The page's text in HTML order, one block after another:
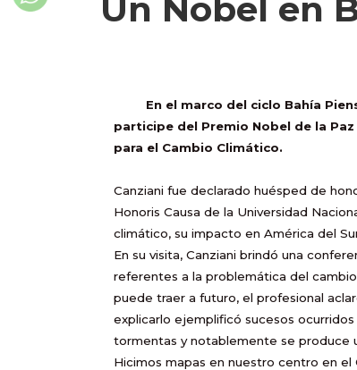
Un Nobel en
En el marco del ciclo Bahía
participe del Premio Nobel de la
para el Cambio Climático.
Canziani fue declarado huésped de
Honoris Causa de la Universidad
climático, su impacto en América del
En su visita, Canziani brindó una
referentes a la problemática del
puede traer a futuro, el profesional
explicarlo ejemplificó sucesos ocurridos
tormentas y notablemente se produce
Hicimos mapas en nuestro centro en el